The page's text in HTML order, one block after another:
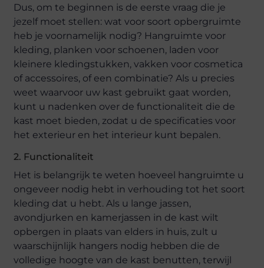
Dus, om te beginnen is de eerste vraag die je
jezelf moet stellen: wat voor soort opbergruimte
heb je voornamelijk nodig? Hangruimte voor
kleding, planken voor schoenen, laden voor
kleinere kledingstukken, vakken voor cosmetica
of accessoires, of een combinatie? Als u precies
weet waarvoor uw kast gebruikt gaat worden,
kunt u nadenken over de functionaliteit die de
kast moet bieden, zodat u de specificaties voor
het exterieur en het interieur kunt bepalen.
2. Functionaliteit
Het is belangrijk te weten hoeveel hangruimte u
ongeveer nodig hebt in verhouding tot het soort
kleding dat u hebt. Als u lange jassen,
avondjurken en kamerjassen in de kast wilt
opbergen in plaats van elders in huis, zult u
waarschijnlijk hangers nodig hebben die de
volledige hoogte van de kast benutten, terwijl